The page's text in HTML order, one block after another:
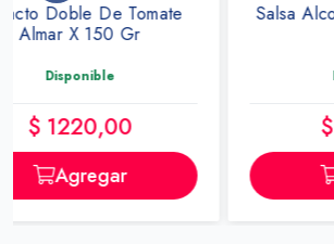
Salsa Alco Tuco Doy Pack X
340 G
$ 790,00
Agregar